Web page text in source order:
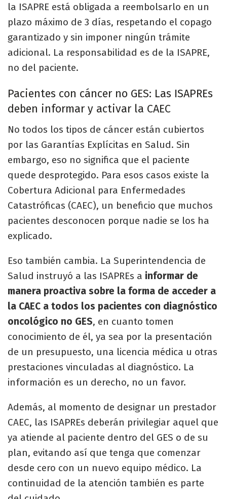
la ISAPRE está obligada a reembolsarlo en un
plazo máximo de 3 días, respetando el copago
garantizado y sin imponer ningún trámite
adicional. La responsabilidad es de la ISAPRE,
no del paciente.
Pacientes con cáncer no GES: Las ISAPREs
deben informar y activar la CAEC
No todos los tipos de cáncer están cubiertos
por las Garantías Explícitas en Salud. Sin
embargo, eso no significa que el paciente
quede desprotegido. Para esos casos existe la
Cobertura Adicional para Enfermedades
Catastróficas (CAEC), un beneficio que muchos
pacientes desconocen porque nadie se los ha
explicado.
Eso también cambia. La Superintendencia de
Salud instruyó a las ISAPREs a informar de
manera proactiva sobre la forma de acceder a
la CAEC a todos los pacientes con diagnóstico
oncológico no GES, en cuanto tomen
conocimiento de él, ya sea por la presentación
de un presupuesto, una licencia médica u otras
prestaciones vinculadas al diagnóstico. La
información es un derecho, no un favor.
Además, al momento de designar un prestador
CAEC, las ISAPREs deberán privilegiar aquel que
ya atiende al paciente dentro del GES o de su
plan, evitando así que tenga que comenzar
desde cero con un nuevo equipo médico. La
continuidad de la atención también es parte